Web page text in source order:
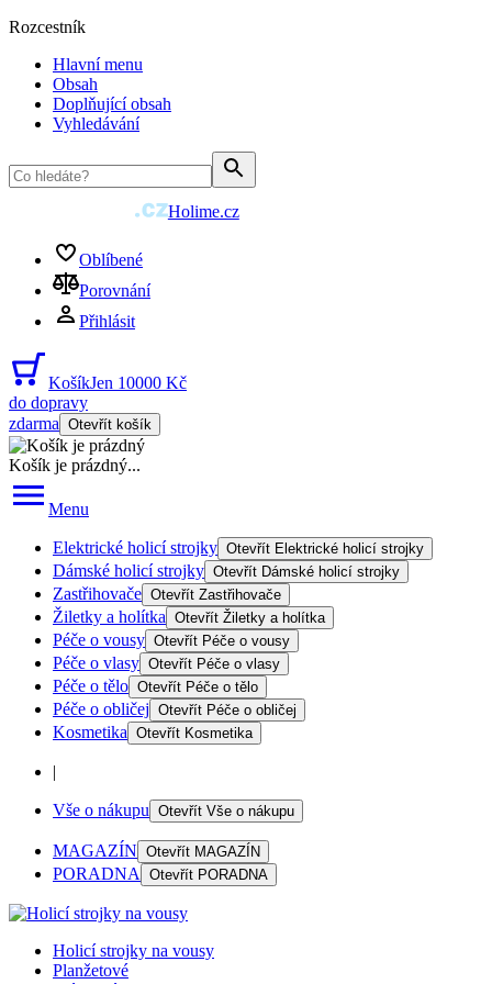
Rozcestník
Hlavní menu
Obsah
Doplňující obsah
Vyhledávání
Holime.cz
Oblíbené
Porovnání
Přihlásit
KošíkJen 10000 Kč
do dopravy
zdarma Otevřít košík
Košík je prázdný...
Menu
Elektrické holicí strojky Otevřít Elektrické holicí strojky
Dámské holicí strojky Otevřít Dámské holicí strojky
Zastřihovače Otevřít Zastřihovače
Žiletky a holítka Otevřít Žiletky a holítka
Péče o vousy Otevřít Péče o vousy
Péče o vlasy Otevřít Péče o vlasy
Péče o tělo Otevřít Péče o tělo
Péče o obličej Otevřít Péče o obličej
Kosmetika Otevřít Kosmetika
|
Vše o nákupu Otevřít Vše o nákupu
MAGAZÍN Otevřít MAGAZÍN
PORADNA Otevřít PORADNA
Holicí strojky na vousy
Planžetové